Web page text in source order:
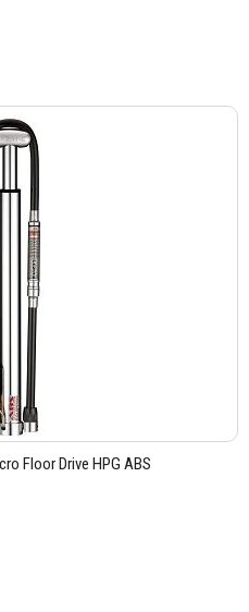
Floor Drive HPG ABS